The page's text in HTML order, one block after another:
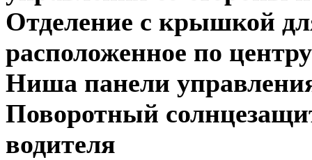
Отделение с крышкой
расположенное по
Ниша панели
Поворотный
водителя